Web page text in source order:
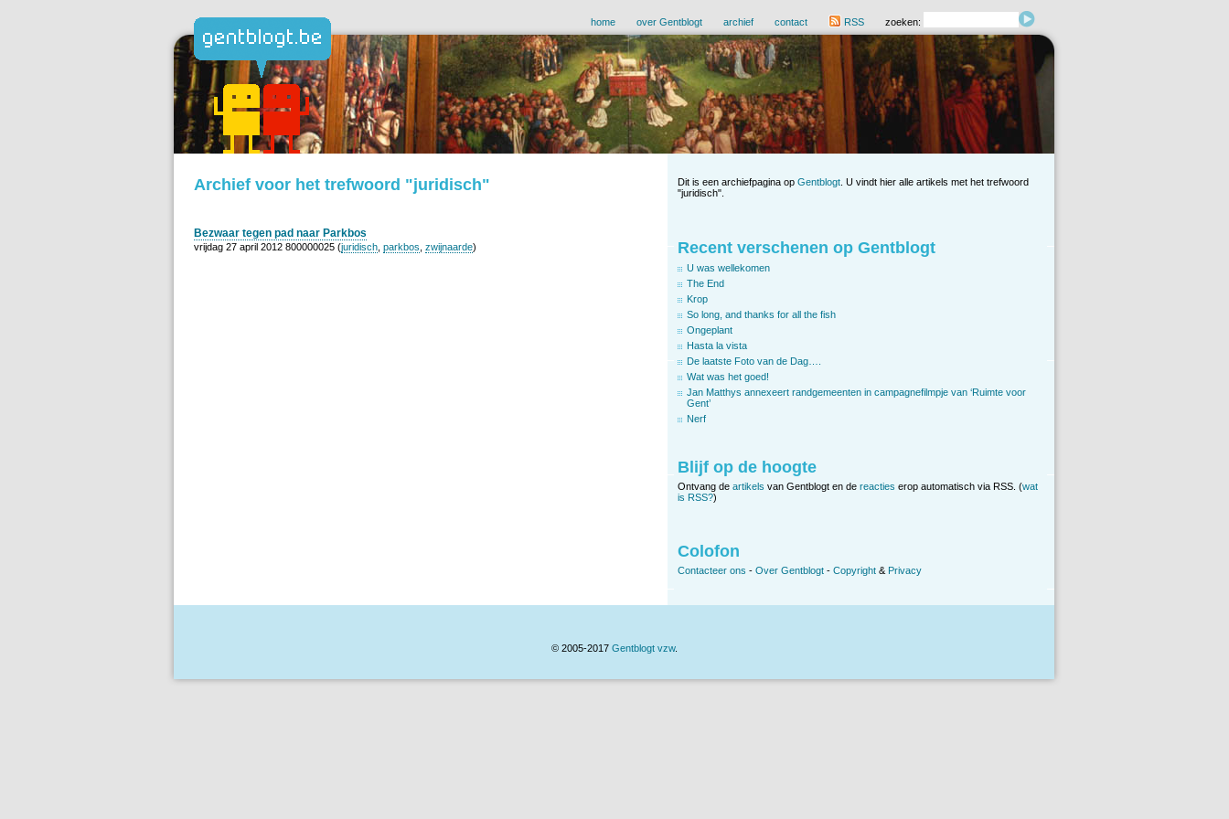
home over Gentblogt archief contact RSS zoeken:
Archief voor het trefwoord "juridisch"
Bezwaar tegen pad naar Parkbos
vrijdag 27 april 2012 800000025 (juridisch parkbos zwijnaarde)
Dit is een archiefpagina op Gentblogt . U vindt hier alle artikels met het trefwoord
"juridisch".
Recent verschenen op Gentblogt
U was wellekomen
The End
Krop
So long, and thanks for all the fish
Ongeplant
Hasta la vista
De laatste Foto van de Dag….
Wat was het goed!
Jan Matthys annexeert randgemeenten in campagnefilmpje van ‘Ruimte voor
Gent’
Nerf
Blijf op de hoogte
Ontvang de artikels van Gentblogt en de reacties erop automatisch via RSS. (wat
is RSS?)
Colofon
Contacteer ons - Over Gentblogt - Copyright & Privacy
© 2005-2017 Gentblogt vzw.